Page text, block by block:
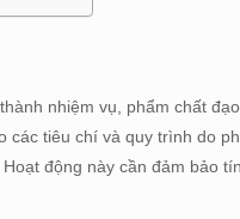
nhiệm vụ, phẩm chất
tiêu chí và quy trình do
động này cần đảm bảo